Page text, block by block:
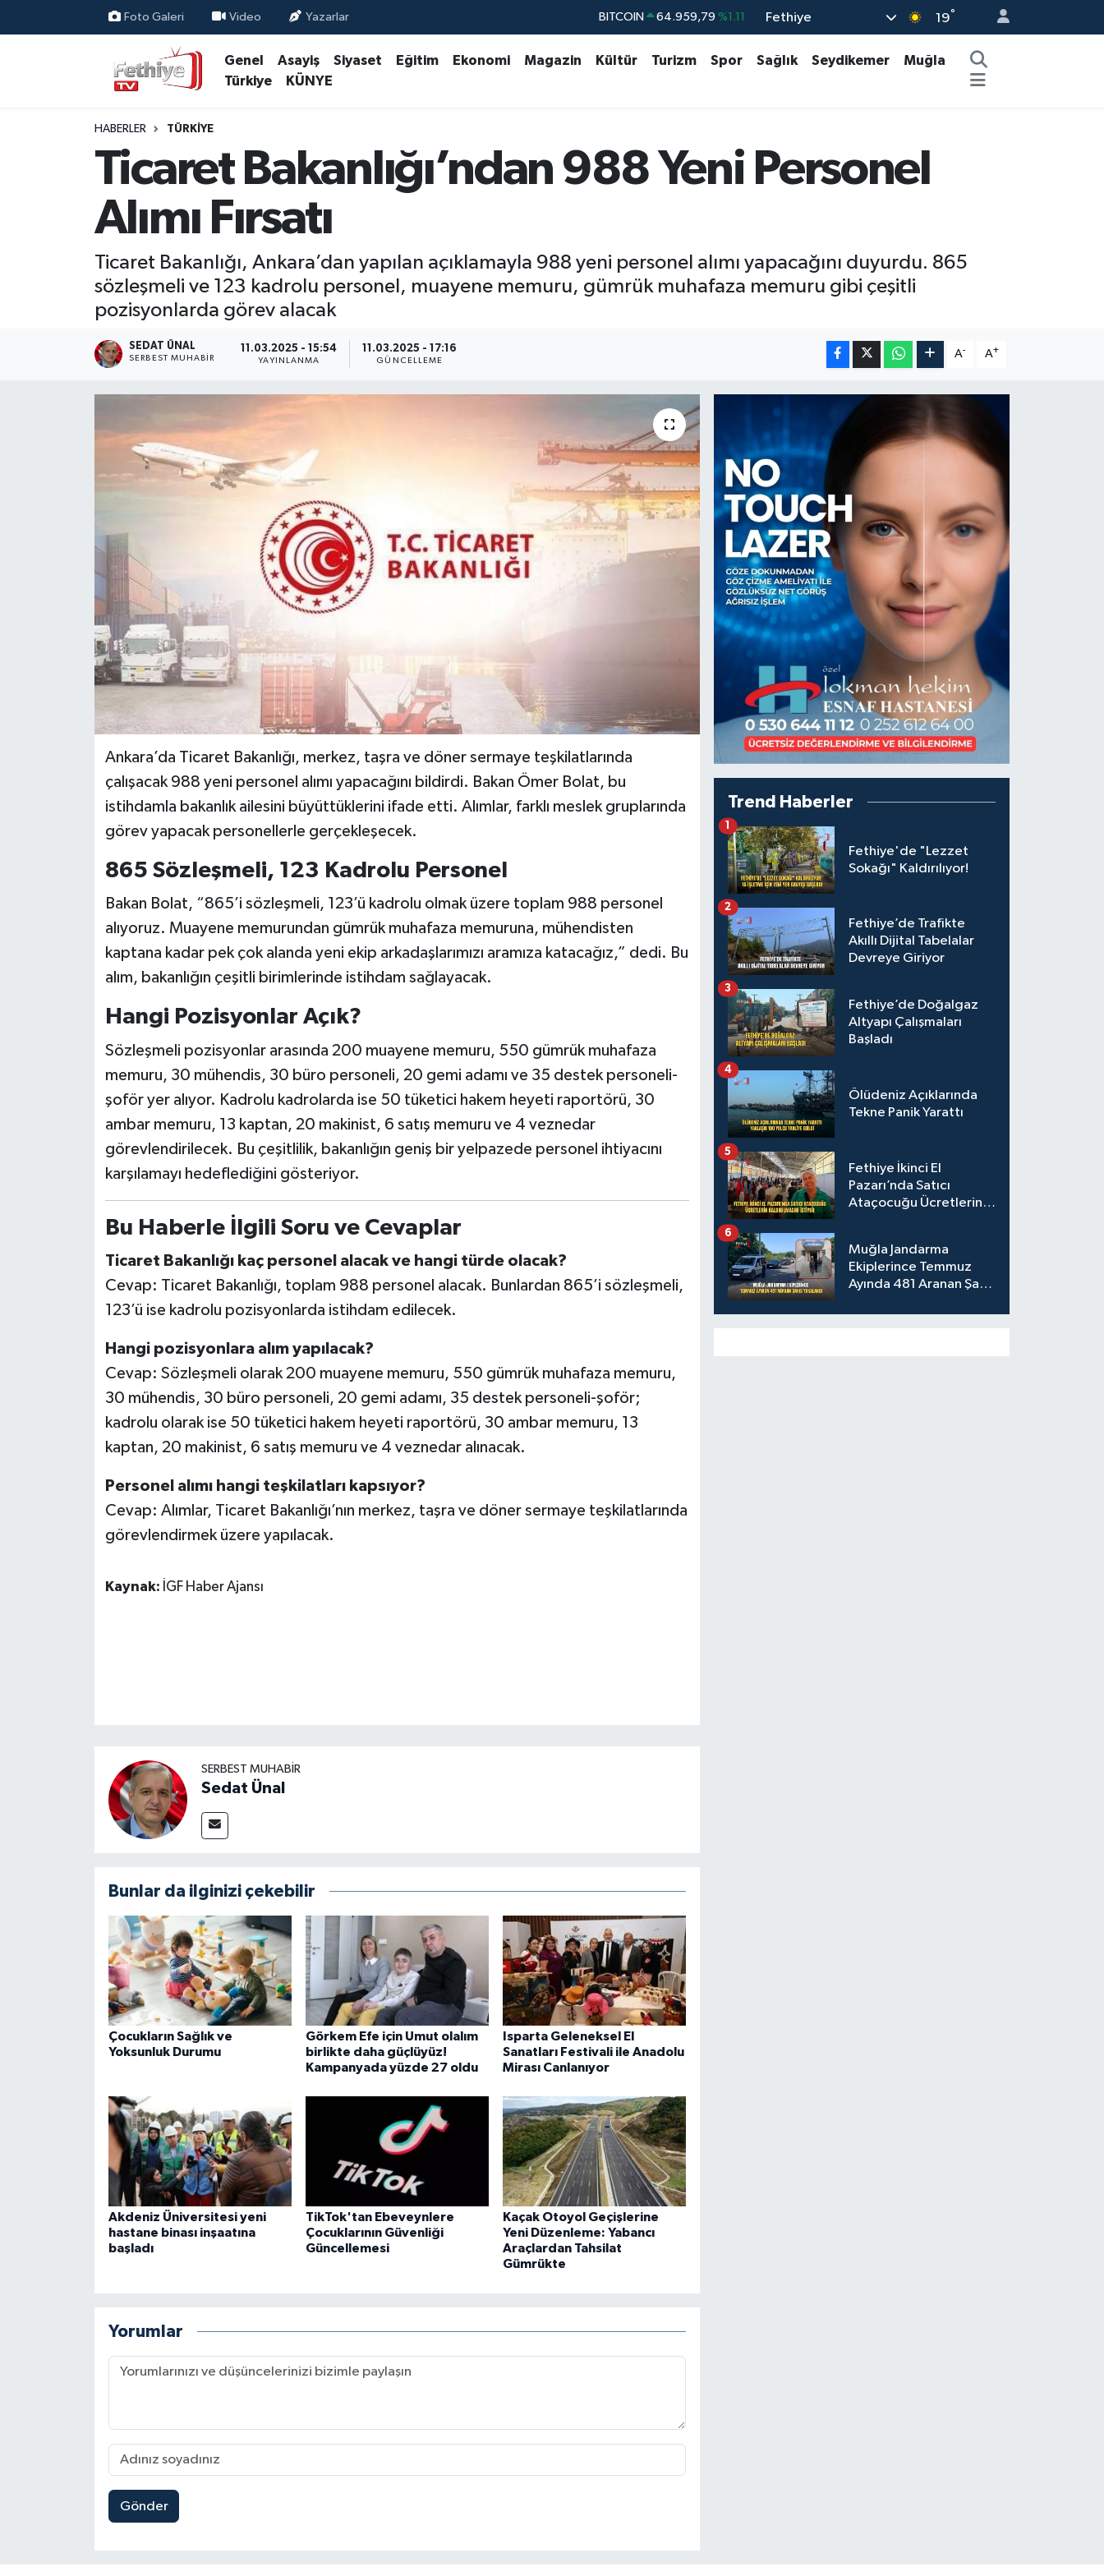
Foto Galeri Video Yazarlar DOLAR 47,7436 %0.18 Fethiye 19°
Genel Asayiş Siyaset Eğitim Ekonomi Magazin Kültür Turizm Spor Sağlık Seydikemer
Muğla
Türkiye
KÜNYE
HABERLER TÜRKIYE
Ticaret Bakanlığı’ndan 988 Yeni Personel
Alımı Fırsatı
Ticaret Bakanlığı, Ankara’dan yapılan açıklamayla 988 yeni personel alımı yapacağını duyurdu. 865
sözleşmeli ve 123 kadrolu personel, muayene memuru, gümrük muhafaza memuru gibi çeşitli
pozisyonlarda görev alacak
SEDAT ÜNAL
SERBEST MUHABIR
11.03.2025 - 15:54
YAYINLANMA
11.03.2025 - 17:16
GÜNCELLEME
A- A+
Ankara’da Ticaret Bakanlığı, merkez, taşra ve döner sermaye teşkilatlarında
çalışacak 988 yeni personel alımı yapacağını bildirdi. Bakan Ömer Bolat, bu
istihdamla bakanlık ailesini büyüttüklerini ifade etti. Alımlar, farklı meslek gruplarında
görev yapacak personellerle gerçekleşecek.
865 Sözleşmeli, 123 Kadrolu Personel
Bakan Bolat, “865’i sözleşmeli, 123’ü kadrolu olmak üzere toplam 988 personel
alıyoruz. Muayene memurundan gümrük muhafaza memuruna, mühendisten
kaptana kadar pek çok alanda yeni ekip arkadaşlarımızı aramıza katacağız,” dedi. Bu
alım, bakanlığın çeşitli birimlerinde istihdam sağlayacak.
Hangi Pozisyonlar Açık?
Sözleşmeli pozisyonlar arasında 200 muayene memuru, 550 gümrük muhafaza
memuru, 30 mühendis, 30 büro personeli, 20 gemi adamı ve 35 destek personeli-
şoför yer alıyor. Kadrolu kadrolarda ise 50 tüketici hakem heyeti raportörü, 30
ambar memuru, 13 kaptan, 20 makinist, 6 satış memuru ve 4 veznedar
görevlendirilecek. Bu çeşitlilik, bakanlığın geniş bir yelpazede personel ihtiyacını
karşılamayı hedeflediğini gösteriyor.
Bu Haberle İlgili Soru ve Cevaplar
Ticaret Bakanlığı kaç personel alacak ve hangi türde olacak?
Cevap: Ticaret Bakanlığı, toplam 988 personel alacak. Bunlardan 865’i sözleşmeli,
123’ü ise kadrolu pozisyonlarda istihdam edilecek.
Hangi pozisyonlara alım yapılacak?
Cevap: Sözleşmeli olarak 200 muayene memuru, 550 gümrük muhafaza memuru,
30 mühendis, 30 büro personeli, 20 gemi adamı, 35 destek personeli-şoför;
kadrolu olarak ise 50 tüketici hakem heyeti raportörü, 30 ambar memuru, 13
kaptan, 20 makinist, 6 satış memuru ve 4 veznedar alınacak.
Personel alımı hangi teşkilatları kapsıyor?
Cevap: Alımlar, Ticaret Bakanlığı’nın merkez, taşra ve döner sermaye teşkilatlarında
görevlendirmek üzere yapılacak.
Kaynak: İGF Haber Ajansı
SERBEST MUHABIR
Sedat Ünal
Bunlar da ilginizi çekebilir
Çocukların Sağlık ve
Yoksunluk Durumu
Görkem Efe için Umut olalım
birlikte daha güçlüyüz!
Kampanyada yüzde 27 oldu
Isparta Geleneksel El
Sanatları Festivali ile Anadolu
Mirası Canlanıyor
Akdeniz Üniversitesi yeni
hastane binası inşaatına
başladı
TikTok'tan Ebeveynlere
Çocuklarının Güvenliği
Güncellemesi
Kaçak Otoyol Geçişlerine
Yeni Düzenleme: Yabancı
Araçlardan Tahsilat
Gümrükte
Yorumlar
Gönder
Trend Haberler
Fethiye'de "Lezzet
Sokağı" Kaldırılıyor!
1
Fethiye’de Trafikte
Akıllı Dijital Tabelalar
Devreye Giriyor
2
Fethiye’de Doğalgaz
Altyapı Çalışmaları
Başladı
3
Ölüdeniz Açıklarında
Tekne Panik Yarattı
4
Fethiye İkinci El
Pazarı’nda Satıcı
Ataçocuğu Ücretlerin
5
Muğla Jandarma
Ekiplerince Temmuz
Ayında 481 Aranan Şahıs
6
Ekonomi
Magazin
Muğla Nöbetçi Eczaneler
Muğla Namaz Vakitleri
Muğla Trafik Yoğunluk Haritası
Süper Lig Puan Durumu ve Fikstür
Tüm Manşetler
Son Dakika Haberleri
Haber Arşivi